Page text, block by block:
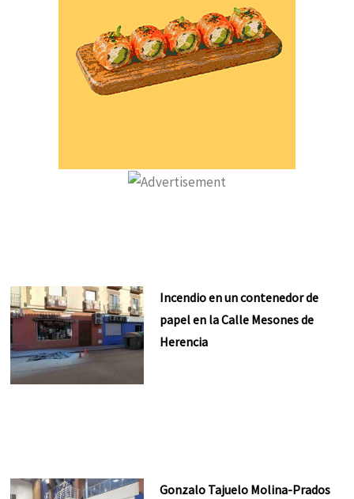
Incendio en un contenedor de
papel en la Calle Mesones de
Herencia
Gonzalo Tajuelo Molina-Prados